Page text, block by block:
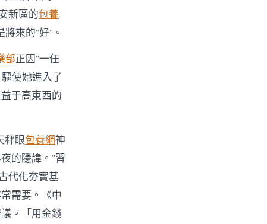
新區的包養
來的“好”。
部正因“一任
使她進入了
于高東西的
秤眼包養網神
的隱諱。”習
代化夯實基
需要。《中
。「用金錢